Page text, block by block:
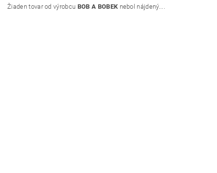
Žiaden tovar od výrobcu BOB A BOBEK nebol nájdený....